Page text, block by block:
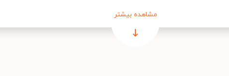
مشاهده بیشتر